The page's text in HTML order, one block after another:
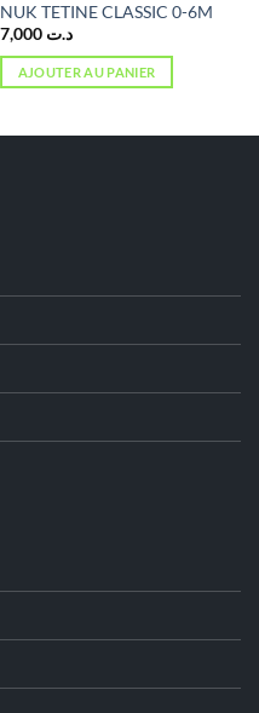
NUK TETINE CLASSIC 0-6M
د.ت 7,000
AJOUTER AU PANIER